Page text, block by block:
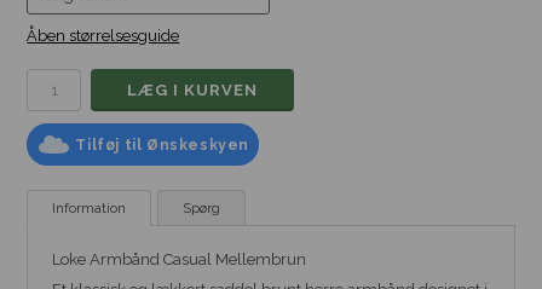
Åben størrelsesguide
Tilføj til Ønskeskyen
Information Spørg
Loke Armbånd Casual Mellembrun